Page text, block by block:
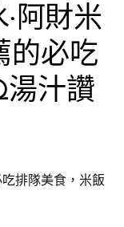
阿財米
的必吃
汁讚
排隊美食，米飯